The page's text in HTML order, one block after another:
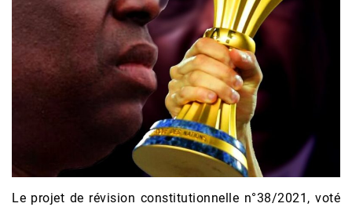
Le projet de révision constitutionnelle n°38/2021, voté